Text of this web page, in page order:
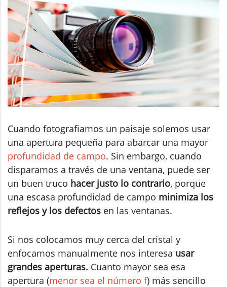
Cuando fotografiamos un paisaje solemos usar
una apertura pequeña para abarcar una mayor
profundidad de campo. Sin embargo, cuando
disparamos a través de una ventana, puede ser
un buen truco hacer justo lo contrario, porque
una escasa profundidad de campo minimiza los
reflejos y los defectos en las ventanas.
Si nos colocamos muy cerca del cristal y
enfocamos manualmente nos interesa usar
grandes aperturas. Cuanto mayor sea esa
apertura (menor sea el número f) más sencillo